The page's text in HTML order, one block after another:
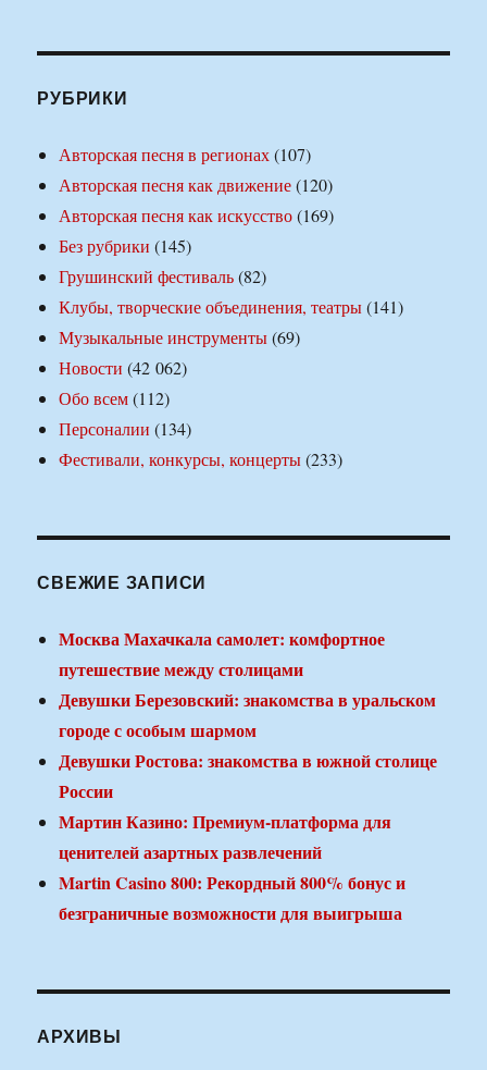
РУБРИКИ
Авторская песня в регионах(107)
Авторская песня как движение(120)
Авторская песня как искусство(169)
Без рубрики (145)
Грушинский фестиваль(82)
Клубы, творческие объединения, театры(141)
Музыкальные инструменты(69)
Новости (42 062)
Обо всем(112)
Персоналии (134)
Фестивали, конкурсы, концерты(233)
СВЕЖИЕ ЗАПИСИ
Москва Махачкала самолет: комфортное
путешествие между столицами
Девушки Березовский: знакомства в уральском
городе с особым шармом
Девушки Ростова: знакомства в южной столице
России
Мартин Казино: Премиум-платформа для
ценителей азартных развлечений
Martin Casino 800: Рекордный 800% бонус и
безграничные возможности для выигрыша
АРХИВЫ